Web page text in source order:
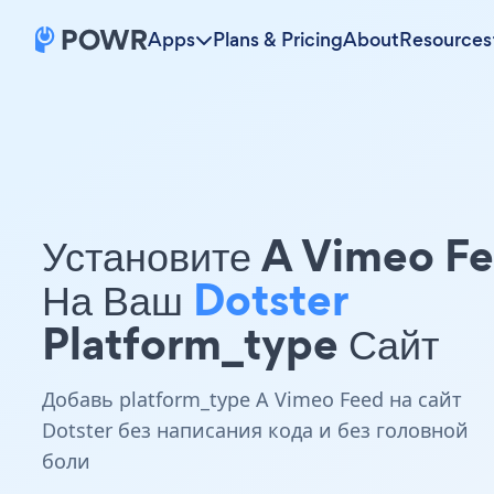
Apps Plans & PricingAboutResources
Установите A Vimeo
На Ваш Dotster
Platform_type Сайт
Добавь platform_type A Vimeo Feed на сайт
Dotster без написания кода и без головной
боли